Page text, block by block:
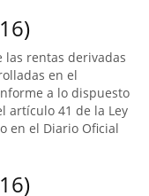
rentas derivadas
en el
a lo dispuesto
artículo 41 de la Ley
en el Diario Oficial